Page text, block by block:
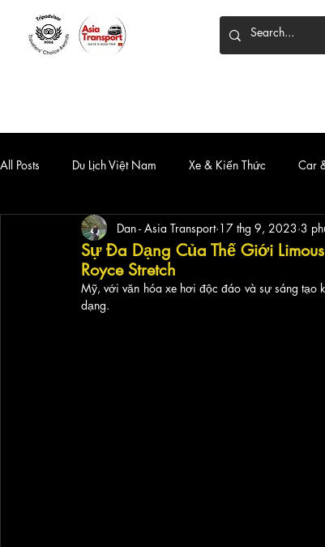
All Posts Du Lịch Việt Nam Xe & Kiến Thức Car
Sự Đa Dạng Của Thế Giới
Royce Stretch
Dan - Asia Transport 17 thg 9, 2023 3
Mỹ, với văn hóa xe hơi độc đáo và sự sáng tạo
dạng.